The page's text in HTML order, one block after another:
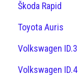
Škoda Rapid
Toyota Auris
Volkswagen ID.3
Volkswagen ID.4